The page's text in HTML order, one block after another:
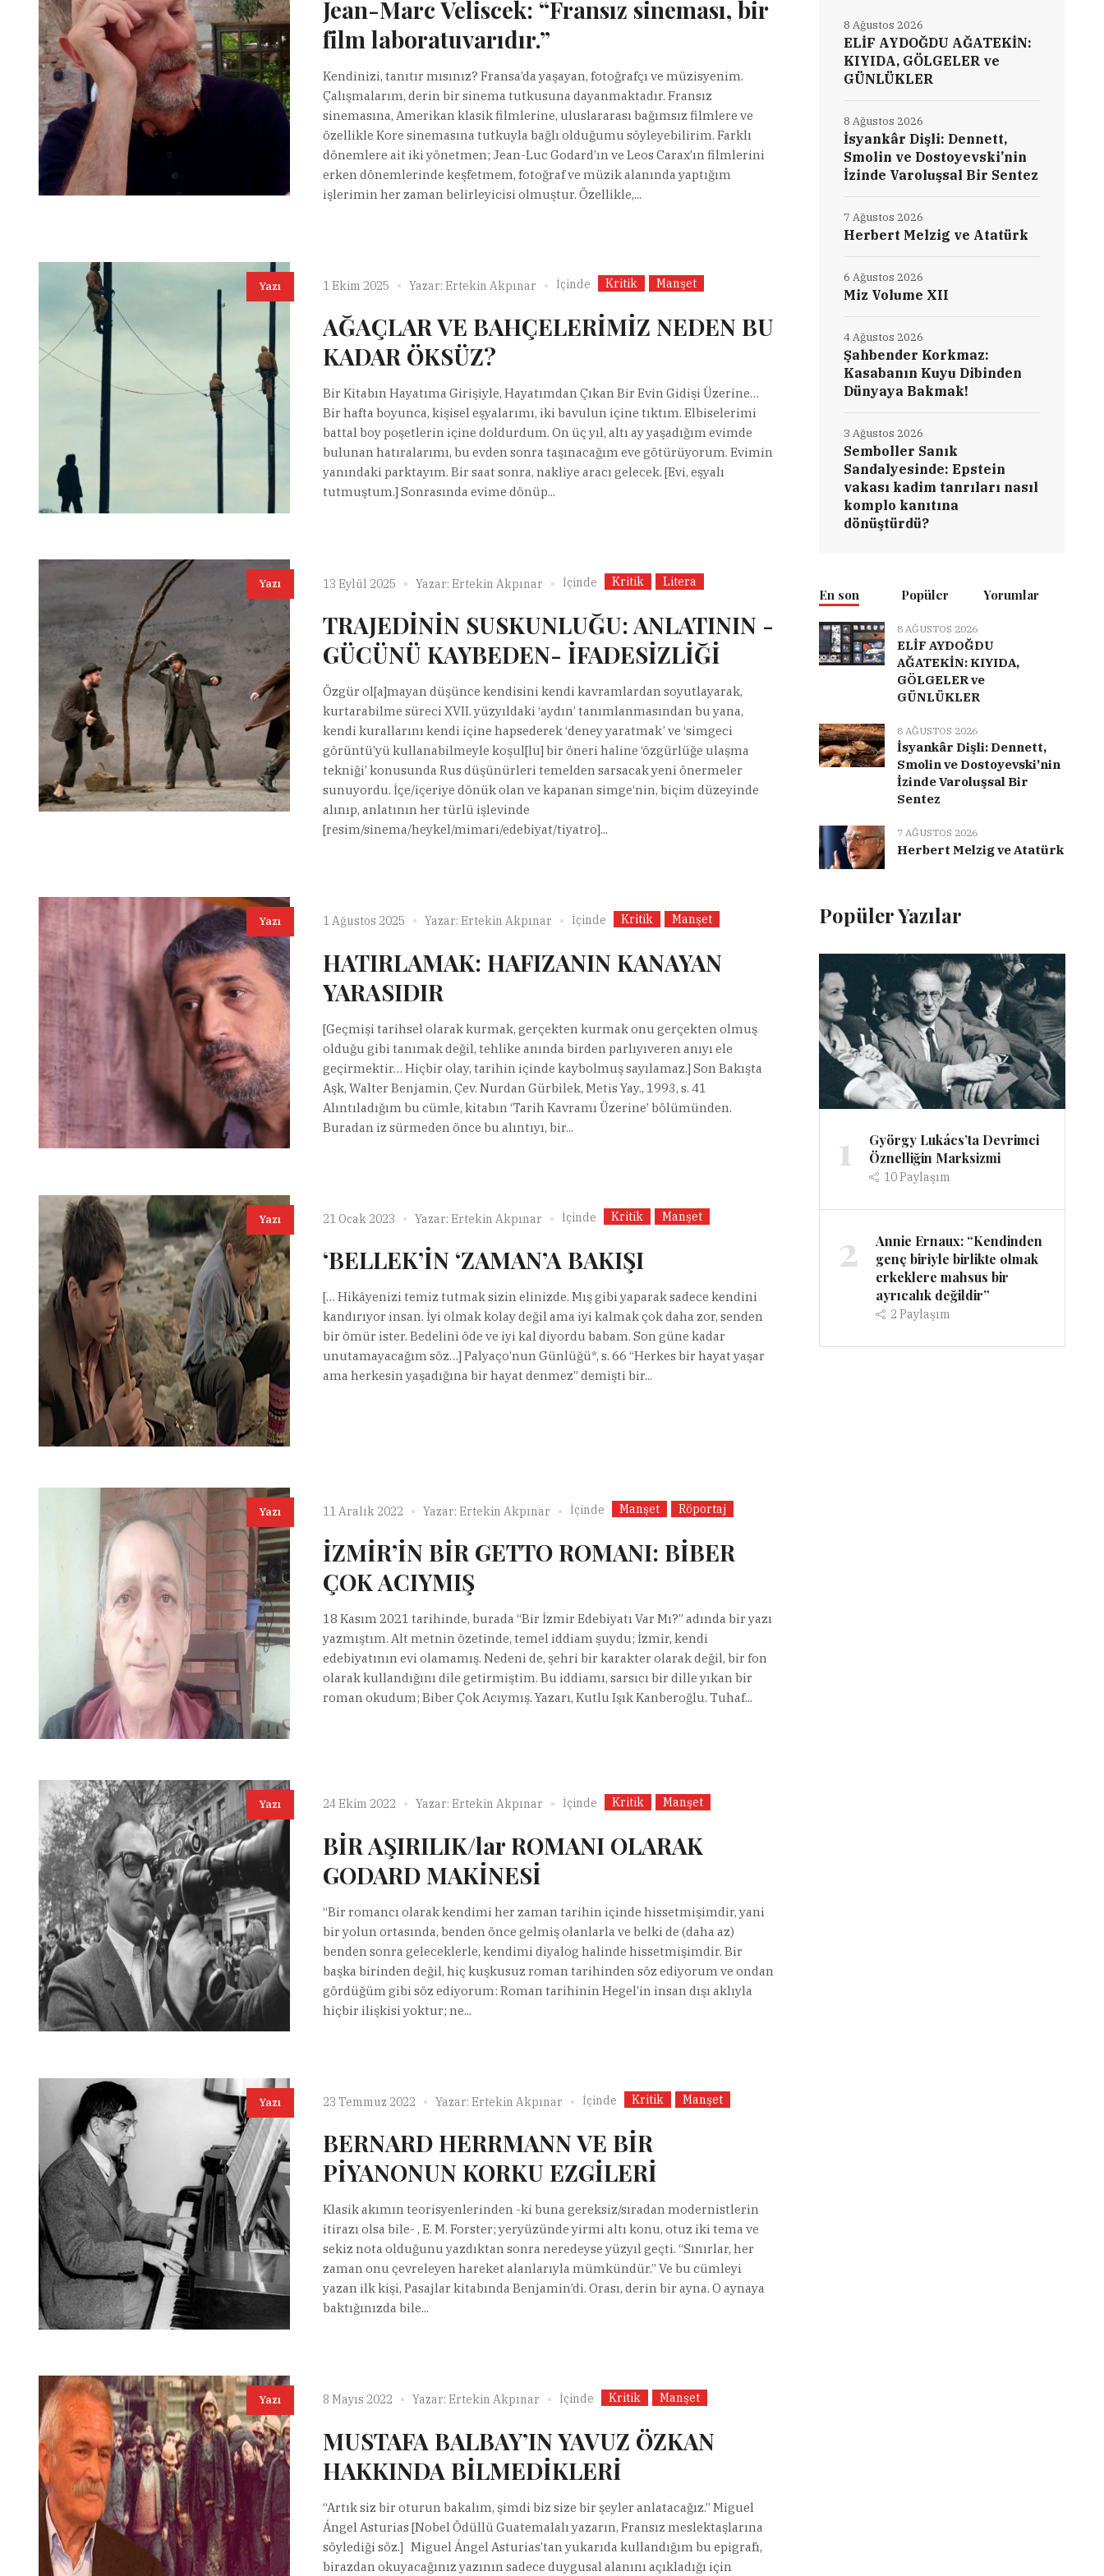
Jean-Marc Veliscek: “Fransız sineması, bir
film laboratuvarıdır.”
Kendinizi, tanıtır mısınız? Fransa’da yaşayan, fotoğrafçı ve müzisyenim.
Çalışmalarım, derin bir sinema tutkusuna dayanmaktadır. Fransız
sinemasına, Amerikan klasik filmlerine, uluslararası bağımsız filmlere ve
özellikle Kore sinemasına tutkuyla bağlı olduğumu söyleyebilirim. Farklı
dönemlere ait iki yönetmen; Jean-Luc Godard’ın ve Leos Carax’ın filmlerini
erken dönemlerinde keşfetmem, fotoğraf ve müzik alanında yaptığım
işlerimin her zaman belirleyicisi olmuştur. Özellikle,...
Yazı 1 Ekim 2025 Yazar: Ertekin Akpınar İçinde Kritik Manşet
AĞAÇLAR VE BAHÇELERİMİZ NEDEN BU
KADAR ÖKSÜZ?
Bir Kitabın Hayatıma Girişiyle, Hayatımdan Çıkan Bir Evin Gidişi Üzerine…
Bir hafta boyunca, kişisel eşyalarımı, iki bavulun içine tıktım. Elbiselerimi
battal boy poşetlerin içine doldurdum. On üç yıl, altı ay yaşadığım evimde
bulunan hatıralarımı, bu evden sonra taşınacağım eve götürüyorum. Evimin
yanındaki parktayım. Bir saat sonra, nakliye aracı gelecek. [Evi, eşyalı
tutmuştum.] Sonrasında evime dönüp...
Yazı 13 Eylül 2025 Yazar: Ertekin Akpınar İçinde Kritik Litera
TRAJEDİNİN SUSKUNLUĞU: ANLATININ -
GÜCÜNÜ KAYBEDEN- İFADESİZLİĞİ
Özgür ol[a]mayan düşünce kendisini kendi kavramlardan soyutlayarak,
kurtarabilme süreci XVII. yüzyıldaki ‘aydın’ tanımlanmasından bu yana,
kendi kurallarını kendi içine hapsederek ‘deney yaratmak’ ve ‘simgeci
görüntü’yü kullanabilmeyle koşul[lu] bir öneri haline ‘özgürlüğe ulaşma
tekniği’ konusunda Rus düşünürleri temelden sarsacak yeni önermeler
sunuyordu. İçe/içeriye dönük olan ve kapanan simge‘nin, biçim düzeyinde
alınıp, anlatının her türlü işlevinde
[resim/sinema/heykel/mimari/edebiyat/tiyatro]...
Yazı 1 Ağustos 2025 Yazar: Ertekin Akpınar İçinde Kritik Manşet
HATIRLAMAK: HAFIZANIN KANAYAN
YARASIDIR
[Geçmişi tarihsel olarak kurmak, gerçekten kurmak onu gerçekten olmuş
olduğu gibi tanımak değil, tehlike anında birden parlıyıveren anıyı ele
geçirmektir… Hiçbir olay, tarihin içinde kaybolmuş sayılamaz.] Son Bakışta
Aşk, Walter Benjamin, Çev. Nurdan Gürbilek, Metis Yay., 1993, s. 41
Alıntıladığım bu cümle, kitabın ‘Tarih Kavramı Üzerine’ bölümünden.
Buradan iz sürmeden önce bu alıntıyı, bir...
Yazı 21 Ocak 2023 Yazar: Ertekin Akpınar İçinde Kritik Manşet
‘BELLEK’İN ‘ZAMAN’A BAKIŞI
[… Hikâyenizi temiz tutmak sizin elinizde. Mış gibi yaparak sadece kendini
kandırıyor insan. İyi olmak kolay değil ama iyi kalmak çok daha zor, senden
bir ömür ister. Bedelini öde ve iyi kal diyordu babam. Son güne kadar
unutamayacağım söz…] Palyaço’nun Günlüğü*, s. 66 “Herkes bir hayat yaşar
ama herkesin yaşadığına bir hayat denmez” demişti bir...
Yazı 11 Aralık 2022 Yazar: Ertekin Akpınar İçinde Manşet Röportaj
İZMİR’İN BİR GETTO ROMANI: BİBER
ÇOK ACIYMIŞ
18 Kasım 2021 tarihinde, burada “Bir İzmir Edebiyatı Var Mı?” adında bir yazı
yazmıştım. Alt metnin özetinde, temel iddiam şuydu; İzmir, kendi
edebiyatının evi olamamış. Nedeni de, şehri bir karakter olarak değil, bir fon
olarak kullandığını dile getirmiştim. Bu iddiamı, sarsıcı bir dille yıkan bir
roman okudum; Biber Çok Acıymış. Yazarı, Kutlu Işık Kanberoğlu. Tuhaf...
Yazı 24 Ekim 2022 Yazar: Ertekin Akpınar İçinde Kritik Manşet
BİR AŞIRILIK/lar ROMANI OLARAK
GODARD MAKİNESİ
“Bir romancı olarak kendimi her zaman tarihin içinde hissetmişimdir, yani
bir yolun ortasında, benden önce gelmiş olanlarla ve belki de (daha az)
benden sonra geleceklerle, kendimi diyalog halinde hissetmişimdir. Bir
başka birinden değil, hiç kuşkusuz roman tarihinden söz ediyorum ve ondan
gördüğüm gibi söz ediyorum: Roman tarihinin Hegel’in insan dışı aklıyla
hiçbir ilişkisi yoktur; ne...
Yazı 23 Temmuz 2022 Yazar: Ertekin Akpınar İçinde Kritik Manşet
BERNARD HERRMANN VE BİR
PİYANONUN KORKU EZGİLERİ
Klasik akımın teorisyenlerinden -ki buna gereksiz/sıradan modernistlerin
itirazı olsa bile- , E. M. Forster; yeryüzünde yirmi altı konu, otuz iki tema ve
sekiz nota olduğunu yazdıktan sonra neredeyse yüzyıl geçti. “Sınırlar, her
zaman onu çevreleyen hareket alanlarıyla mümkündür.” Ve bu cümleyi
yazan ilk kişi, Pasajlar kitabında Benjamin’di. Orası, derin bir ayna. O aynaya
baktığınızda bile...
Yazı 8 Mayıs 2022 Yazar: Ertekin Akpınar İçinde Kritik Manşet
MUSTAFA BALBAY’IN YAVUZ ÖZKAN
HAKKINDA BİLMEDİKLERİ
“Artık siz bir oturun bakalım, şimdi biz size bir şeyler anlatacağız.” Miguel
Ángel Asturias [Nobel Ödüllü Guatemalalı yazarın, Fransız meslektaşlarına
söylediği söz.] Miguel Ángel Asturias’tan yukarıda kullandığım bu epigrafı,
birazdan okuyacağınız yazının sadece duygusal alanını açıkladığı için
ELİF AYDOĞDU AĞATEKİN:
KIYIDA, GÖLGELER ve
GÜNLÜKLER
8 Ağustos 2026
İsyankâr Dişli: Dennett,
Smolin ve Dostoyevski’nin
İzinde Varoluşsal Bir Sentez
8 Ağustos 2026
Herbert Melzig ve Atatürk
7 Ağustos 2026
Miz Volume XII
6 Ağustos 2026
Şahbender Korkmaz:
Kasabanın Kuyu Dibinden
Dünyaya Bakmak!
4 Ağustos 2026
Semboller Sanık
Sandalyesinde: Epstein
vakası kadim tanrıları nasıl
komplo kanıtına
dönüştürdü?
3 Ağustos 2026
En son Popüler Yorumlar
8 AĞUSTOS 2026
ELİF AYDOĞDU
AĞATEKİN: KIYIDA,
GÖLGELER ve
GÜNLÜKLER
8 AĞUSTOS 2026
İsyankâr Dişli: Dennett,
Smolin ve Dostoyevski’nin
İzinde Varoluşsal Bir
Sentez
7 AĞUSTOS 2026
Herbert Melzig ve Atatürk
Popüler Yazılar
1
György Lukács’ta Devrimci
Öznelliğin Marksizmi
10Paylaşım
2
Annie Ernaux: “Kendinden
genç biriyle birlikte olmak
erkeklere mahsus bir
ayrıcalık değildir”
2Paylaşım